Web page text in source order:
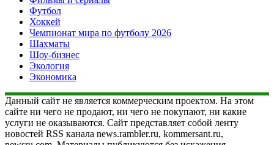
Футбол
Хоккей
Чемпионат мира по футболу 2026
Шахматы
Шоу-бизнес
Экология
Экономика
Данный сайт не является коммерческим проектом. На этом
сайте ни чего не продают, ни чего не покупают, ни какие
услуги не оказываются. Сайт представляет собой ленту
новостей RSS канала news.rambler.ru, kommersant.ru,